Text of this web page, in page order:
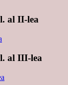
al II-lea
al III-lea